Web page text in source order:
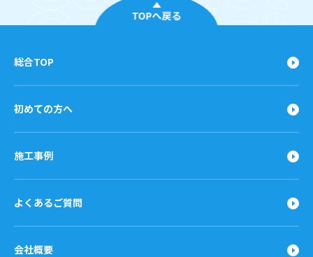
TOPへ戻る
総合TOP
初めての方へ
施工事例
よくあるご質問
会社概要